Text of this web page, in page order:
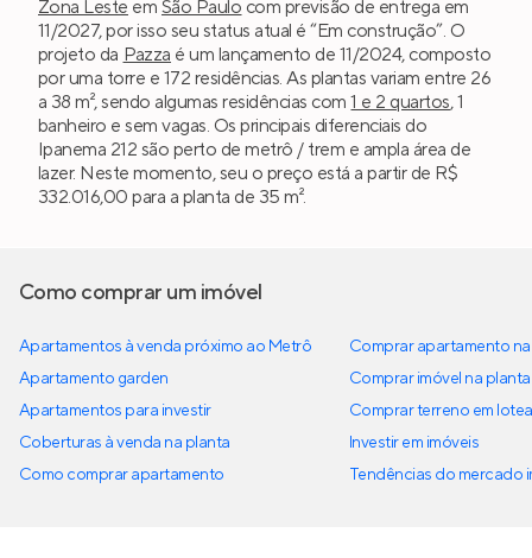
Zona Leste em São Paulo com previsão de entrega em
11/2027, por isso seu status atual é “Em construção”. O
projeto da Pazza é um lançamento de 11/2024, composto
por uma torre e 172 residências. As plantas variam entre 26
a 38 m², sendo algumas residências com1 e 2 quartos, 1
banheiro e sem vagas. Os principais diferenciais do
Ipanema 212 são perto de metrô / trem e ampla área de
lazer. Neste momento, seu o preço está a partir de R$
332.016,00 para a planta de 35 m².
Como comprar um imóvel
Apartamentos à venda próximo ao Metrô
Apartamento garden
Apartamentos para investir
Coberturas à venda na planta
Como comprar apartamento
Comprar apartamento
Comprar imóvel na planta
Comprar terreno em
Investir em imóveis
Tendências do mercado